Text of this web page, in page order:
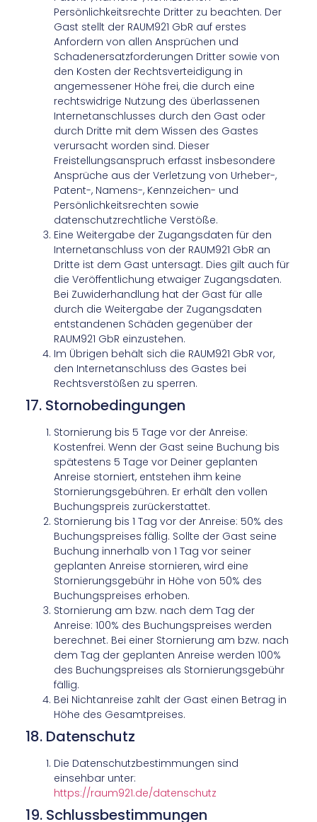
Persönlichkeitsrechte Dritter zu beachten. Der
Gast stellt der RAUM921 GbR auf erstes
Anfordern von allen Ansprüchen und
Schadenersatzforderungen Dritter sowie von
den Kosten der Rechtsverteidigung in
angemessener Höhe frei, die durch eine
rechtswidrige Nutzung des überlassenen
Internetanschlusses durch den Gast oder
durch Dritte mit dem Wissen des Gastes
verursacht worden sind. Dieser
Freistellungsanspruch erfasst insbesondere
Ansprüche aus der Verletzung von Urheber-,
Patent-, Namens-, Kennzeichen- und
Persönlichkeitsrechten sowie
datenschutzrechtliche Verstöße.
Eine Weitergabe der Zugangsdaten für den
Internetanschluss von der RAUM921 GbR an
Dritte ist dem Gast untersagt. Dies gilt auch für
die Veröffentlichung etwaiger Zugangsdaten.
Bei Zuwiderhandlung hat der Gast für alle
durch die Weitergabe der Zugangsdaten
entstandenen Schäden gegenüber der
RAUM921 GbR einzustehen.
Im Übrigen behält sich die RAUM921 GbR vor,
den Internetanschluss des Gastes bei
Rechtsverstößen zu sperren.
17. Stornobedingungen
Stornierung bis 5 Tage vor der Anreise:
Kostenfrei. Wenn der Gast seine Buchung bis
spätestens 5 Tage vor Deiner geplanten
Anreise storniert, entstehen ihm keine
Stornierungsgebühren. Er erhält den vollen
Buchungspreis zurückerstattet.
Stornierung bis 1 Tag vor der Anreise: 50% des
Buchungspreises fällig. Sollte der Gast seine
Buchung innerhalb von 1 Tag vor seiner
geplanten Anreise stornieren, wird eine
Stornierungsgebühr in Höhe von 50% des
Buchungspreises erhoben.
Stornierung am bzw. nach dem Tag der
Anreise: 100% des Buchungspreises werden
berechnet. Bei einer Stornierung am bzw. nach
dem Tag der geplanten Anreise werden 100%
des Buchungspreises als Stornierungsgebühr
fällig.
Bei Nichtanreise zahlt der Gast einen Betrag in
Höhe des Gesamtpreises.
18. Datenschutz
Die Datenschutzbestimmungen sind
einsehbar unter:
https://raum921.de/datenschutz
19. Schlussbestimmungen